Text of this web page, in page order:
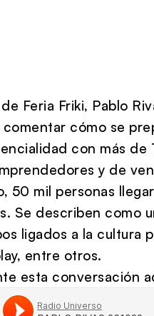
Feria Friki, Pablo
cómo se
con más
y de
50 mil personas
Se describen como
ligados a la cultura
entre otros.
esta conversación